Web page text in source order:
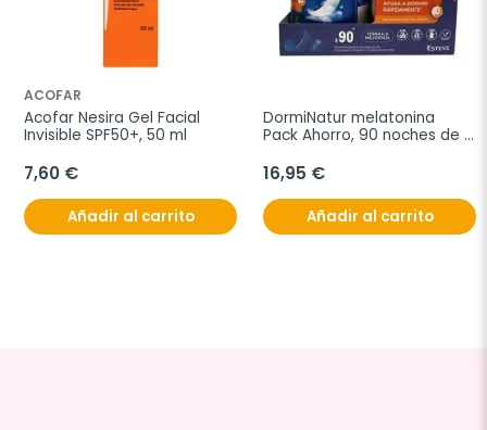
ACOFAR
Acofar Nesira Gel Facial
Invisible SPF50+, 50 ml
7,60 €
Añadir al carrito
DormiNatur melatonina
Pack Ahorro, 90 noches de
16,95 €
Añadir al carrito